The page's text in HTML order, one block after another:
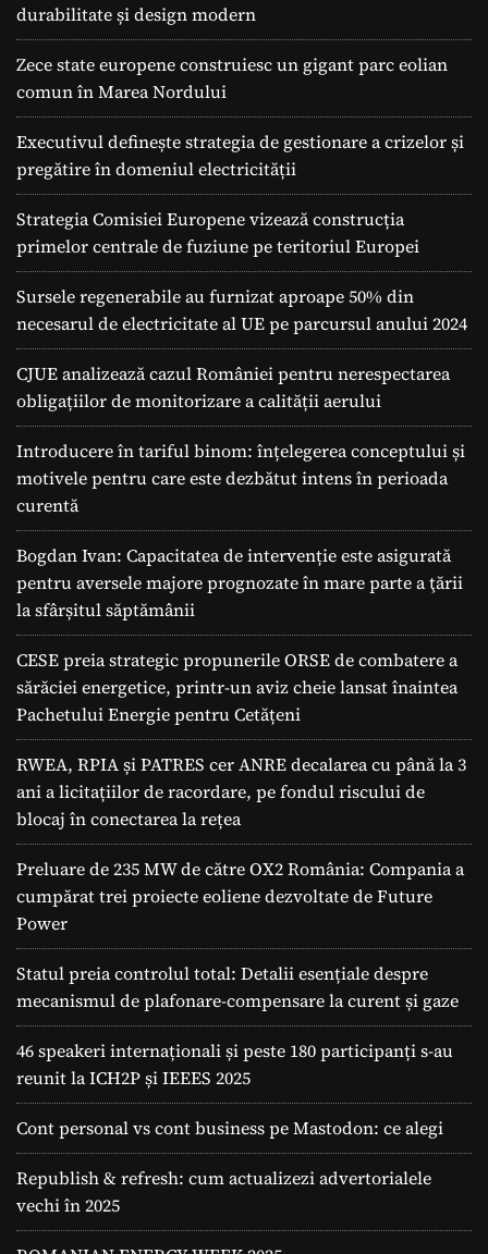
durabilitate și design modern
Zece state europene construiesc un gigant parc eolian
comun în Marea Nordului
Executivul definește strategia de gestionare a crizelor și
pregătire în domeniul electricității
Strategia Comisiei Europene vizează construcția
primelor centrale de fuziune pe teritoriul Europei
Sursele regenerabile au furnizat aproape 50% din
necesarul de electricitate al UE pe parcursul anului 2024
CJUE analizează cazul României pentru nerespectarea
obligațiilor de monitorizare a calității aerului
Introducere în tariful binom: înțelegerea conceptului și
motivele pentru care este dezbătut intens în perioada
curentă
Bogdan Ivan: Capacitatea de intervenție este asigurată
pentru aversele majore prognozate în mare parte a ţării
la sfârșitul săptămânii
CESE preia strategic propunerile ORSE de combatere a
sărăciei energetice, printr-un aviz cheie lansat înaintea
Pachetului Energie pentru Cetățeni
RWEA, RPIA și PATRES cer ANRE decalarea cu până la 3
ani a licitațiilor de racordare, pe fondul riscului de
blocaj în conectarea la rețea
Preluare de 235 MW de către OX2 România: Compania a
cumpărat trei proiecte eoliene dezvoltate de Future
Power
Statul preia controlul total: Detalii esențiale despre
mecanismul de plafonare-compensare la curent și gaze
46 speakeri internaționali și peste 180 participanți s-au
reunit la ICH2P și IEEES 2025
Cont personal vs cont business pe Mastodon: ce alegi
Republish & refresh: cum actualizezi advertorialele
vechi în 2025